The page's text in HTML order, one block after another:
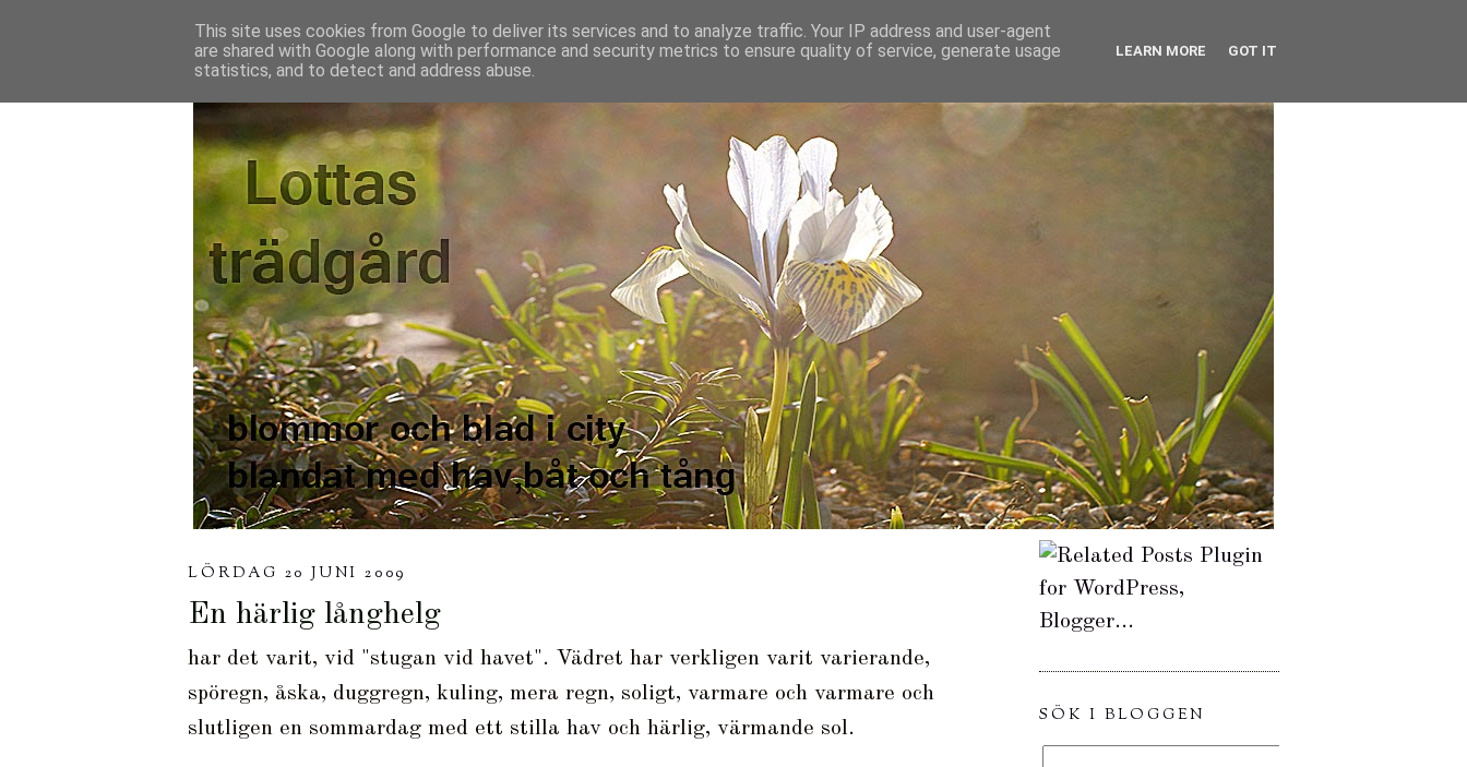
LÖRDAG 20 JUNI 2009
En härlig långhelg
har det varit, vid "stugan vid havet". Vädret har verkligen varit varierande,
spöregn, åska, duggregn, kuling, mera regn, soligt, varmare och varmare och
slutligen en sommardag med ett stilla hav och härlig, värmande sol.
SÖK I BLOGGEN
This site uses cookies from Google to deliver its services and to analyze traffic. Your IP address and user-agent
are shared with Google along with performance and security metrics to ensure quality of service, generate usage
statistics, and to detect and address abuse.
LEARN MORE GOT IT